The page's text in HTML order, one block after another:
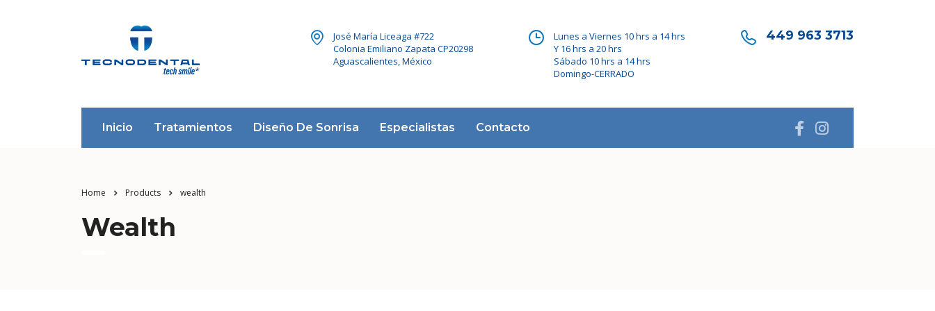
José María Liceaga #722
Colonia Emiliano Zapata CP20298
Aguascalientes, México
Lunes a Viernes 10 hrs a 14 hrs
Y 16 hrs a 20 hrs
Sábado 10 hrs a 14 hrs
Domingo-CERRADO
449 963 3713
Inicio Tratamientos Diseño De Sonrisa Especialistas Contacto
Home Products wealth
Wealth